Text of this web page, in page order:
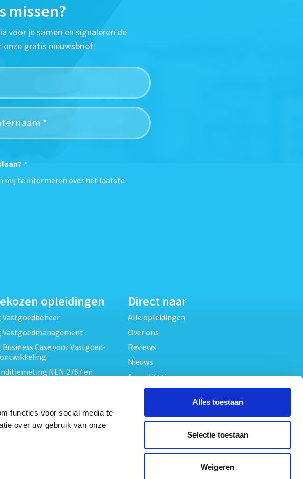
functies voor social media te
over uw gebruik van onze
Alles toestaan
Selectie toestaan
Weigeren
missen?
voor je samen en signaleren de
gratis nieuwsbrief:
*
mij te informeren over het laatste
opleidingen
Vastgoedmanagement
Case voor Vastgoed-
NEN 2767 en
W Basis Woningen
VvE-beheer
Vastgoed
Direct naar
Alle opleidingen
Over ons
Reviews
Nieuws
Accreditaties
Algemene voorwaarden
Privacy verklaring